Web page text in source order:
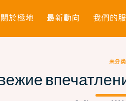
關於極地 最新動向 我們的
未分类